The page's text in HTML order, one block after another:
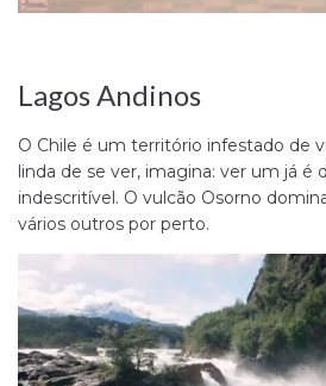
Lagos Andinos
O Chile é um território infestado de
linda de se ver, imagina: ver um já é
indescritível. O vulcão Osorno
vários outros por perto.